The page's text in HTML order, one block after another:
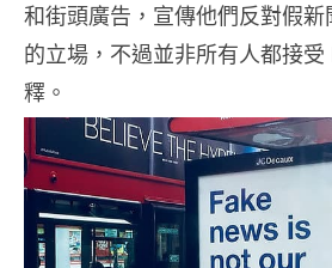
和街頭廣告，宣傳他們反對假
的立場，不過並非所有人都接
釋。